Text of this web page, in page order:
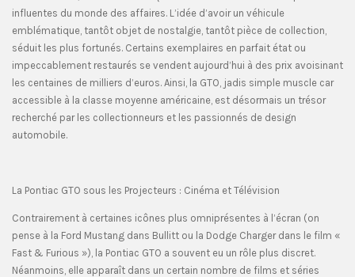
influentes du monde des affaires. L’idée d’avoir un véhicule
emblématique, tantôt objet de nostalgie, tantôt pièce de collection,
séduit les plus fortunés. Certains exemplaires en parfait état ou
impeccablement restaurés se vendent aujourd’hui à des prix avoisinant
les centaines de milliers d’euros. Ainsi, la GTO, jadis simple muscle car
accessible à la classe moyenne américaine, est désormais un trésor
recherché par les collectionneurs et les passionnés de design
automobile.
La Pontiac GTO sous les Projecteurs : Cinéma et Télévision
Contrairement à certaines icônes plus omniprésentes à l’écran (on
pense à la Ford Mustang dans Bullitt ou la Dodge Charger dans le film «
Fast & Furious »), la Pontiac GTO a souvent eu un rôle plus discret.
Néanmoins, elle apparaît dans un certain nombre de films et séries